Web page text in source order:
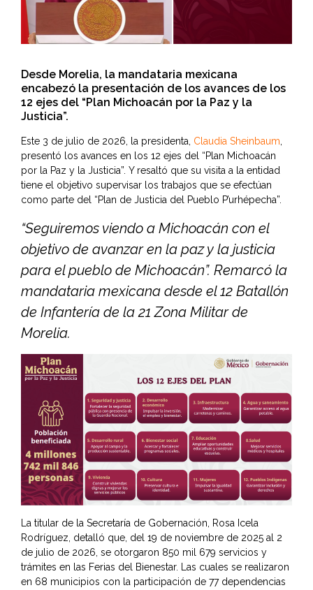
Desde Morelia, la mandataria mexicana
encabezó la presentación de los avances de los
12 ejes del “Plan Michoacán por la Paz y la
Justicia”.
Este 3 de julio de 2026, la presidenta, Claudia Sheinbaum,
presentó los avances en los 12 ejes del “Plan Michoacán
por la Paz y la Justicia”. Y resaltó que su visita a la entidad
tiene el objetivo supervisar los trabajos que se efectúan
como parte del “Plan de Justicia del Pueblo P’urhépecha”.
“Seguiremos viendo a Michoacán con el
objetivo de avanzar en la paz y la justicia
para el pueblo de Michoacán”. Remarcó la
mandataria mexicana desde el 12 Batallón
de Infantería de la 21 Zona Militar de
Morelia.
La titular de la Secretaría de Gobernación, Rosa Icela
Rodríguez, detalló que, del 19 de noviembre de 2025 al 2
de julio de 2026, se otorgaron 850 mil 679 servicios y
trámites en las Ferias del Bienestar. Las cuales se realizaron
en 68 municipios con la participación de 77 dependencias